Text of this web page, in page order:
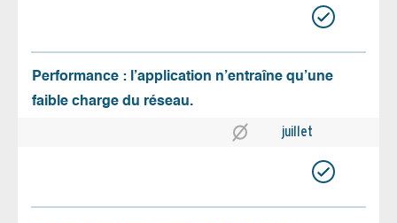
Performance : l’application n’entraîne qu’une
faible charge du réseau.
juillet